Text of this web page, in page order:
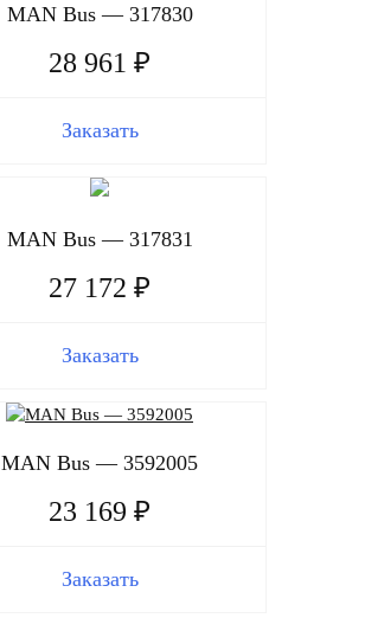
MAN Bus — 317830
28 961 ₽
Заказать
MAN Bus — 317831
27 172 ₽
Заказать
MAN Bus — 3592005
23 169 ₽
Заказать